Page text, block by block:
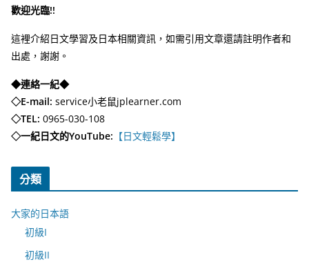
歡迎光臨!!
這裡介紹日文學習及日本相關資訊，如需引用文章還請註明作者和
出處，謝謝。
◆連絡一紀◆
◇E-mail: service小老鼠jplearner.com
◇TEL: 0965-030-108
◇一紀日文的YouTube: 【日文輕鬆學】
分類
大家的日本語
初級I
初級II